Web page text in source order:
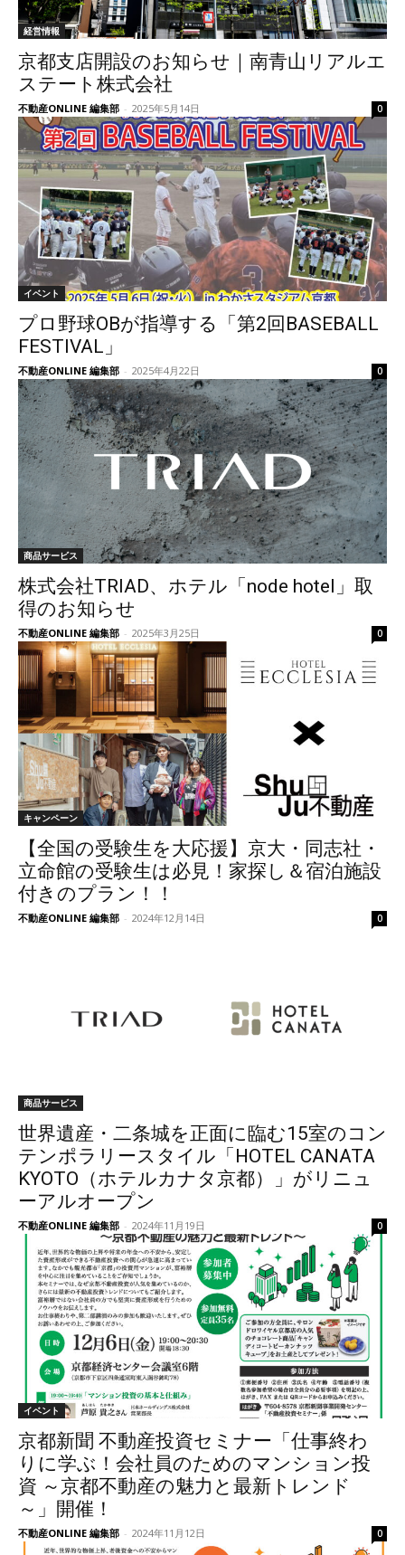
経営情報
京都支店開設のお知らせ｜南青山リアルエ
ステート株式会社
不動産ONLINE 編集部 - 2025年5月14日 0
イベント
プロ野球OBが指導する「第2回BASEBALL
FESTIVAL」
不動産ONLINE 編集部 - 2025年4月22日 0
商品サービス
株式会社TRIAD、ホテル「node hotel」取
得のお知らせ
不動産ONLINE 編集部 - 2025年3月25日 0
キャンペーン
【全国の受験生を大応援】京大・同志社・
立命館の受験生は必見！家探し＆宿泊施設
付きのプラン！！
不動産ONLINE 編集部 - 2024年12月14日 0
商品サービス
世界遺産・二条城を正面に臨む15室のコン
テンポラリースタイル「HOTEL CANATA
KYOTO（ホテルカナタ京都）」がリニュ
ーアルオープン
不動産ONLINE 編集部 - 2024年11月19日 0
イベント
京都新聞 不動産投資セミナー「仕事終わ
りに学ぶ！会社員のためのマンション投
資 ～京都不動産の魅力と最新トレンド
～」開催！
不動産ONLINE 編集部 - 2024年11月12日 0